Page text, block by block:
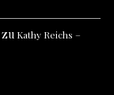
zu Kathy Reichs –